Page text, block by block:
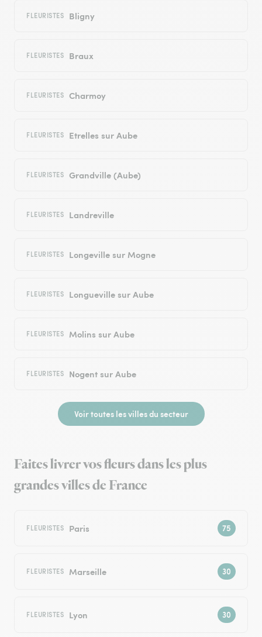
FLEURISTES Bligny
FLEURISTES Braux
FLEURISTES Charmoy
FLEURISTES Etrelles sur Aube
FLEURISTES Grandville (Aube)
FLEURISTES Landreville
FLEURISTES Longeville sur Mogne
FLEURISTES Longueville sur Aube
FLEURISTES Molins sur Aube
FLEURISTES Nogent sur Aube
Voir toutes les villes du secteur
Faites livrer vos fleurs dans les plus
grandes villes de France
FLEURISTES Paris
FLEURISTES Marseille
FLEURISTES Lyon